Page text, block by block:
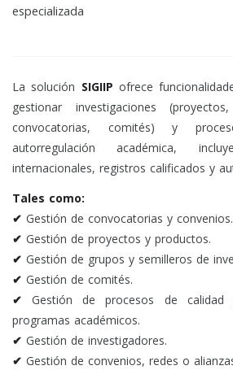
especializada
La solución SIGIIP ofrece
gestionar investigaciones
convocatorias, comités) y
autorregulación académica,
internacionales, registros calificados y
Tales como:
✔ Gestión de convocatorias y convenios.
✔ Gestión de proyectos y productos.
✔ Gestión de grupos y semilleros de
✔ Gestión de comités.
✔ Gestión de procesos de calidad
programas académicos.
✔ Gestión de investigadores.
✔ Gestión de convenios, redes o